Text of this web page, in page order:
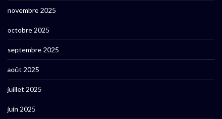
novembre 2025
octobre 2025
septembre 2025
août 2025
juillet 2025
juin 2025